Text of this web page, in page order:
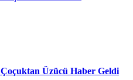
Üzücü Haber Geldi